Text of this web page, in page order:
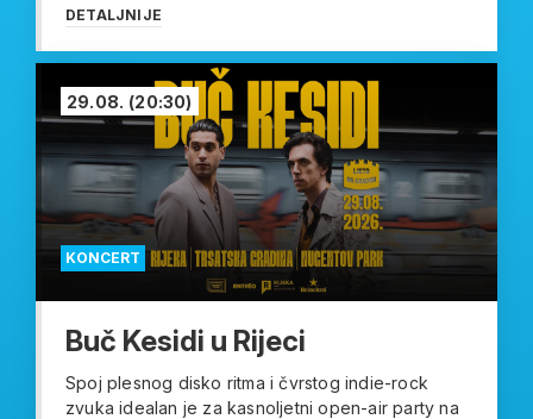
DETALJNIJE
KONCERT
29.08. (20:30)
Buč Kesidi u Rijeci
Spoj plesnog disko ritma i čvrstog indie-rock
zvuka idealan je za kasnoljetni open-air party na